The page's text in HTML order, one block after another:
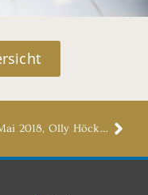
† 12. Mai 2018, Olly Höckendorff, geb. Müller